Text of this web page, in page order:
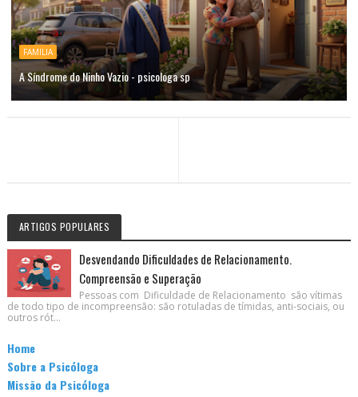
FAMILIA
A Síndrome do Ninho Vazio - psicologa sp
ARTIGOS POPULARES
Desvendando Dificuldades de Relacionamento.
Compreensão e Superação
Pessoas com Dificuldade de Relacionamento são vítimas
de todo tipo de incompreensão: são rotuladas de tímidas, anti-sociais, ou
outros rót...
Home
Sobre a Psicóloga
Missão da Psicóloga